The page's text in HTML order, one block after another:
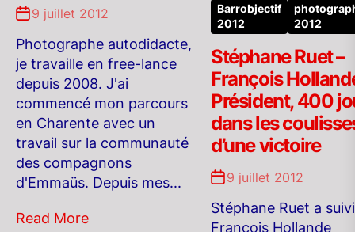
9 juillet 2012
Photographe autodidacte,
je travaille en free-lance
depuis 2008. J'ai
commencé mon parcours
en Charente avec un
travail sur la communauté
des compagnons
d'Emmaüs. Depuis mes...
Read More
Barrobjectif
2012
2012
Stéphane Ruet –
François
Président, 400
dans les
d’une victoire
9 juillet 2012
Stéphane Ruet a suivi
François Hollande